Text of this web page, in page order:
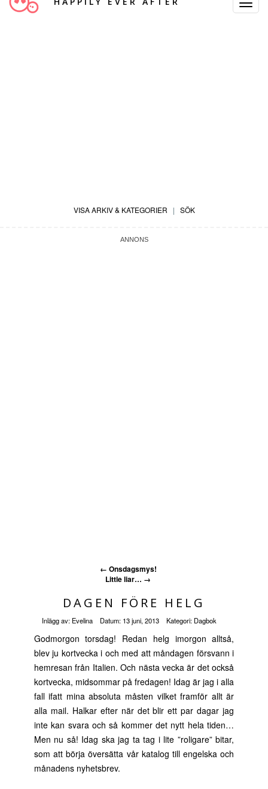
Toggle
VISA ARKIV & KATEGORIER | SÖK
← Onsdagsmys!
Little liar… →
DAGEN FÖRE HELG
Inlägg av: Evelina Datum: 13 juni, 2013 Kategori: Dagbok
Godmorgon torsdag! Redan helg imorgon alltså,
blev ju kortvecka i och med att måndagen försvann i
hemresan från Italien. Och nästa vecka är det också
kortvecka, midsommar på fredagen! Idag är jag i alla
fall ifatt mina absoluta måsten vilket framför allt är
alla mail. Halkar efter när det blir ett par dagar jag
inte kan svara och så kommer det nytt hela tiden…
Men nu så! Idag ska jag ta tag i lite ”roligare” bitar,
som att börja översätta vår katalog till engelska och
månadens nyhetsbrev.